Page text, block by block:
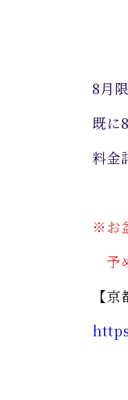
8月
既に
料金
※お
予
【